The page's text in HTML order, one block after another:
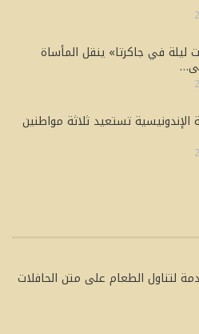
ليلة في جاكرتا» ينقل المأساة
تستعيد ثلاثة مواطنين
لتناول الطعام على متن الحافلات